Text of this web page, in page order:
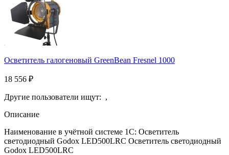
Осветитель галогеновый GreenBean Fresnel 1000
18 556 ₽
Другие пользователи ищут: ,
Описание
Наименование в учётной системе 1С: Осветитель
светодиодный Godox LED500LRC Осветитель светодиодный
Godox LED500LRC